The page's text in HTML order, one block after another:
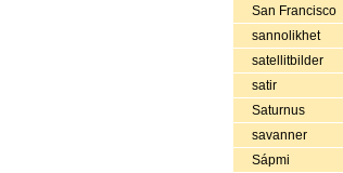
San Francisco
sannolikhet
satellitbilder
satir
Saturnus
savanner
Sápmi